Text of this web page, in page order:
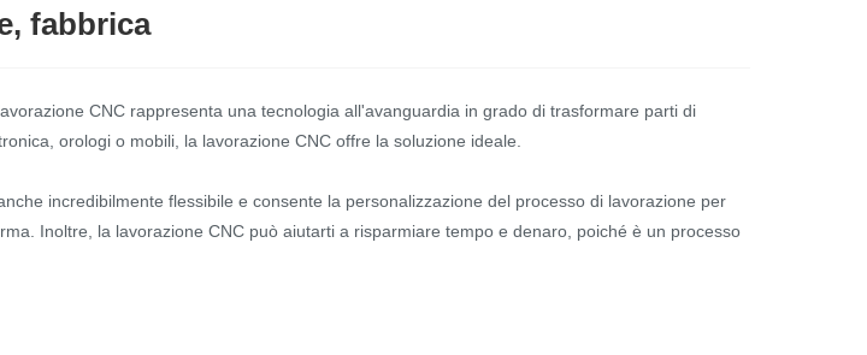
fabbrica
CNC rappresenta una tecnologia all'avanguardia in grado di trasformare parti di
orologi o mobili, la lavorazione CNC offre la soluzione ideale.
incredibilmente flessibile e consente la personalizzazione del processo di lavorazione per
Inoltre, la lavorazione CNC può aiutarti a risparmiare tempo e denaro, poiché è un processo